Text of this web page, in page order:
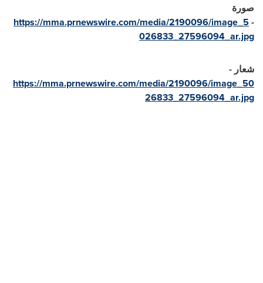
صورة
-
https://mma.prnewswire.com/media/2190096/image_5
026833_27596094_ar.jpg
شعار -
https://mma.prnewswire.com/media/2190096/image_50
26833_27596094_ar.jpg